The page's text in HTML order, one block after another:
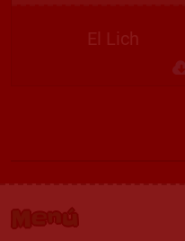
El Lich
Menú